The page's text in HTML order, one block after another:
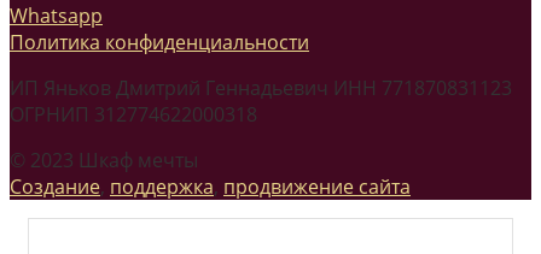
Whatsapp
Политика конфиденциальности
ИП Яньков Дмитрий Геннадьевич ИНН 771870831123
ОГРНИП 312774622000318
© 2023 Шкаф мечты
Создание, поддержка, продвижение сайта